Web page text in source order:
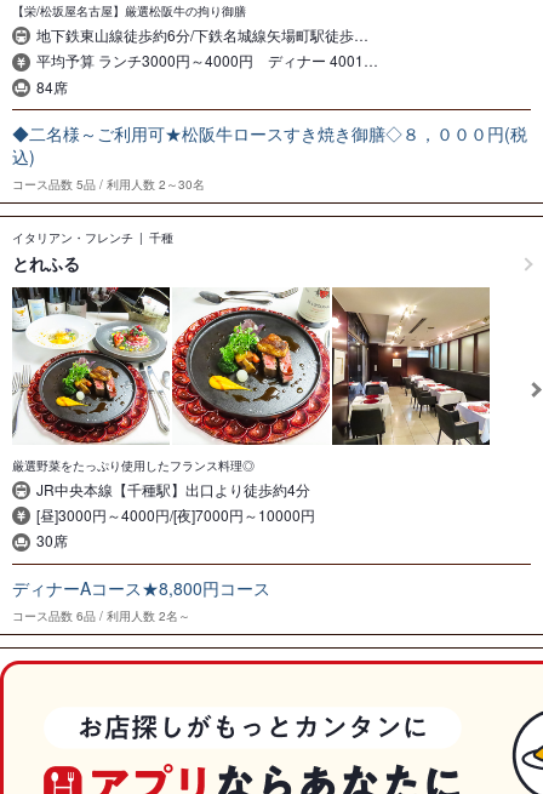
【栄/松坂屋名古屋】厳選松阪牛の拘り御膳
地下鉄東山線徒歩約6分/下鉄名城線矢場町駅徒歩…
平均予算 ランチ3000円～4000円 ディナー 4001…
84席
◆二名様～ご利用可★松阪牛ロースすき焼き御膳◇８，０００円(税
込)
コース品数 5品 利用人数 2～30名
イタリアン・フレンチ 千種
とれふる
厳選野菜をたっぷり使用したフランス料理◎
JR中央本線【千種駅】出口より徒歩約4分
[昼]3000円～4000円/[夜]7000円～10000円
30席
ディナーAコース★8,800円コース
コース品数 6品 利用人数 2名～